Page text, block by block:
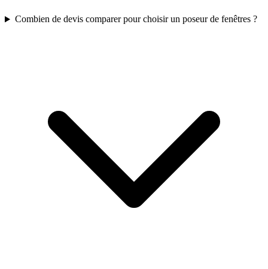
Combien de devis comparer pour choisir un poseur de fenêtres ?